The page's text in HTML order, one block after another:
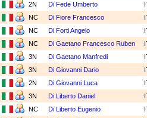
2N Di Fede Umberto
NC Di Fiore Francesco
NC Di Forti Angelo
NC Di Gaetano Francesco Ruben
3N Di Gaetano Manfredi
3N Di Giovanni Dario
2N Di Giovanni Luca
3N Di Liberto Daniel
NC Di Liberto Eugenio